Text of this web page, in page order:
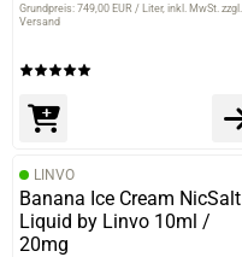
20.05.2025 — via
Schmeckt sehr lecker
Grundpreis: 749,00 EUR / Liter inkl. MwSt. zzgl.
Versand
LINVO
Banana Ice Cream NicSalt
Liquid by Linvo 10ml /
20mg